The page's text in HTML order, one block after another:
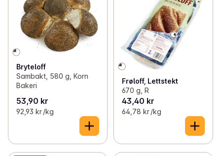
Bryteloff
Sambakt, 580 g, Korn
Bakeri
53,90 kr
92,93 kr /kg
Frøloff, Lettstekt
670 g, R
43,40 kr
64,78 kr /kg